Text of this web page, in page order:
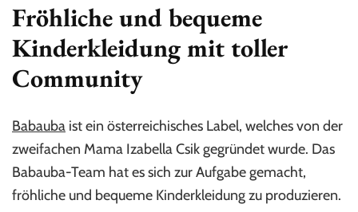
Fröhliche und bequeme
Kinderkleidung mit toller
Community
Babauba ist ein österreichisches Label, welches von der
zweifachen Mama Izabella Csik gegründet wurde. Das
Babauba-Team hat es sich zur Aufgabe gemacht,
fröhliche und bequeme Kinderkleidung zu produzieren.